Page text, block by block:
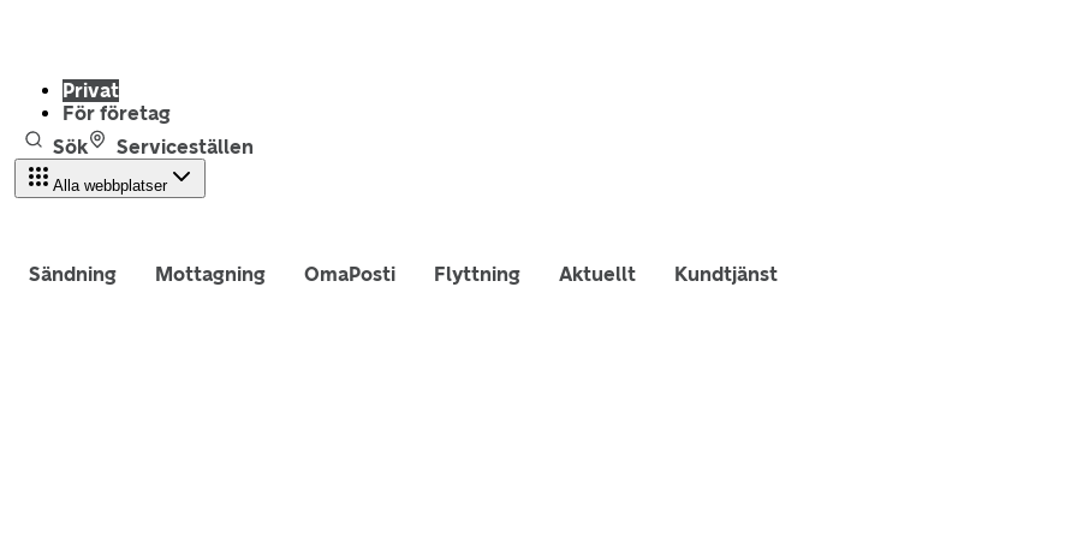
Privat
För företag
Sök
Serviceställen
Alla webbplatser
Sändning Mottagning OmaPosti Flyttning Aktuellt Kundtjänst